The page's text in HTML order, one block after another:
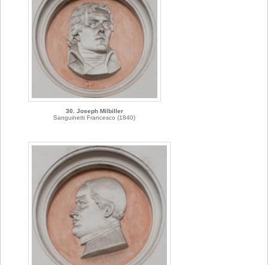
30. Joseph Milbiller
Sanguinetti Francesco (1840)